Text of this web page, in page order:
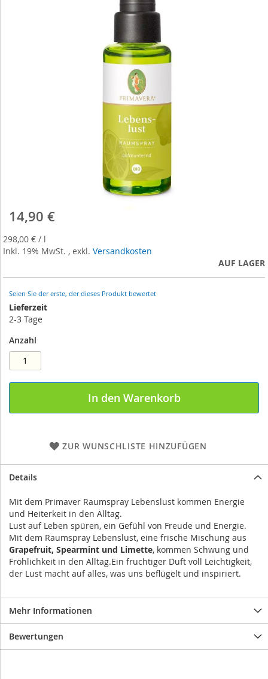
Skip
the
beginning
the
gallery
Lieferzeit
2-3 Tage
Seien Sie der erste, der dieses Produkt bewertet
14,90 €
Inkl. 19% MwSt. , exkl. Versandkosten
AUF LAGER
298,00 € / l
Anzahl
In den Warenkorb
ZUR WUNSCHLISTE HINZUFÜGEN
Details
Mit dem Primaver Raumspray Lebenslust kommen Energie
und Heiterkeit in den Alltag.
Lust auf Leben spüren, ein Gefühl von Freude und Energie.
Mit dem Raumspray Lebenslust, eine frische Mischung aus
Grapefruit, Spearmint und Limette, kommen Schwung und
Fröhlichkeit in den Alltag.Ein fruchtiger Duft voll Leichtigkeit,
der Lust macht auf alles, was uns beflügelt und inspiriert.
Mehr Informationen
Bewertungen